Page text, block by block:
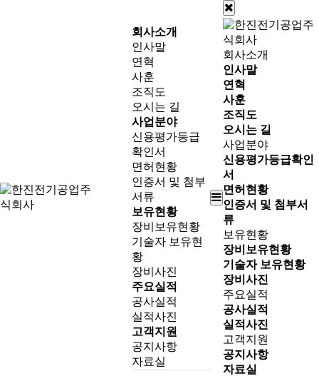
회사소개
인사말
연혁
사훈
조직도
오시는 길
사업분야
신용평가등급
확인서
면허현황
인증서 및 첨부
서류
보유현황
장비보유현황
기술자 보유현
황
장비사진
주요실적
공사실적
실적사진
고객지원
공지사항
자료실
회사소개
인사말
연혁
사훈
조직도
오시는 길
사업분야
신용평가등급확인
서
면허현황
인증서 및 첨부서
류
보유현황
장비보유현황
기술자 보유현황
장비사진
주요실적
공사실적
실적사진
고객지원
공지사항
자료실